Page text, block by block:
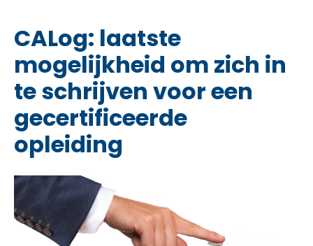
CALog: laatste
mogelijkheid om zich in
te schrijven voor een
gecertificeerde
opleiding